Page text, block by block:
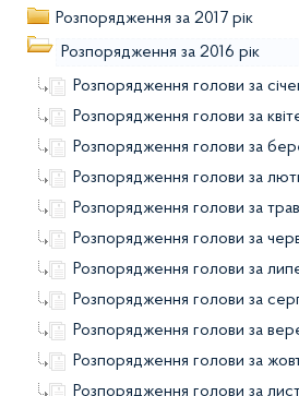
Розпорядження за 2017 рік
Розпорядження за 2016 рік
Розпорядження голови за
Розпорядження голови за
Розпорядження голови за
Розпорядження голови за
Розпорядження голови за
Розпорядження голови за
Розпорядження голови за
Розпорядження голови за
Розпорядження голови за
Розпорядження голови за
Розпорядження голови за